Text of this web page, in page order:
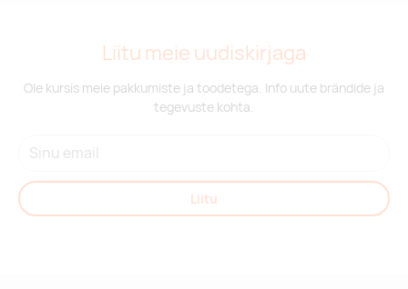
Liitu meie uudiskirjaga
Ole kursis meie pakkumiste ja toodetega. Info uute brändide ja
tegevuste kohta.
Liitu